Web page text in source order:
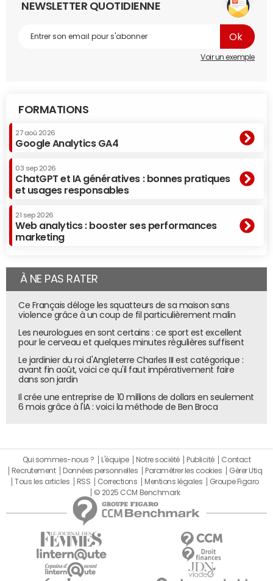
NEWSLETTER QUOTIDIENNE
Voir un exemple
FORMATIONS
27 aoû 2026
Google Analytics GA4
03 sep 2026
ChatGPT et IA génératives : bonnes pratiques
et usages responsables
21 sep 2026
Web analytics : booster ses performances
marketing
À NE PAS RATER
Ce Français déloge les squatteurs de sa maison sans
violence grâce à un coup de fil particulièrement malin
Les neurologues en sont certains : ce sport est excellent
pour le cerveau et quelques minutes régulières suffisent
Le jardinier du roi d'Angleterre Charles III est catégorique :
avant fin août, voici ce qu'il faut impérativement faire
dans son jardin
Il crée une entreprise de 10 millions de dollars en seulement
6 mois grâce à l'IA : voici la méthode de Ben Broca
Qui sommes-nous ? L'équipe Notre société Publicité
Contact
Recrutement
Données personnelles Paramétrer les cookies
Gérer Utiq
Tous les articles
RSS Corrections Mentions légales
Groupe Figaro
© 2025 CCM Benchmark